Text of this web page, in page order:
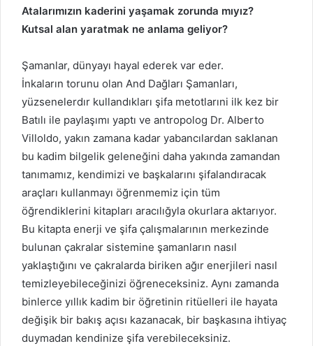
Atalarımızın kaderini yaşamak zorunda mıyız?
Kutsal alan yaratmak ne anlama geliyor?
Şamanlar, dünyayı hayal ederek var eder.
İnkaların torunu olan And Dağları Şamanları,
yüzsenelerdır kullandıkları şifa metotlarıni ilk kez bir
Batılı ile paylaşımı yaptı ve antropolog Dr. Alberto
Villoldo, yakın zamana kadar yabancılardan saklanan
bu kadim bilgelik geleneğini daha yakında zamandan
tanımamız, kendimizi ve başkalarını şifalandıracak
araçları kullanmayı öğrenmemiz için tüm
öğrendiklerini kitapları aracılığyla okurlara aktarıyor.
Bu kitapta enerji ve şifa çalışmalarının merkezinde
bulunan çakralar sistemine şamanların nasıl
yaklaştığını ve çakralarda biriken ağır enerjileri nasıl
temizleyebileceğinizi öğreneceksiniz. Aynı zamanda
binlerce yıllık kadim bir öğretinin ritüelleri ile hayata
değişik bir bakış açısı kazanacak, bir başkasına ihtiyaç
duymadan kendinize şifa verebileceksiniz.